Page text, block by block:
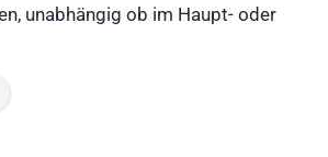
unabhängig ob im Haupt- oder